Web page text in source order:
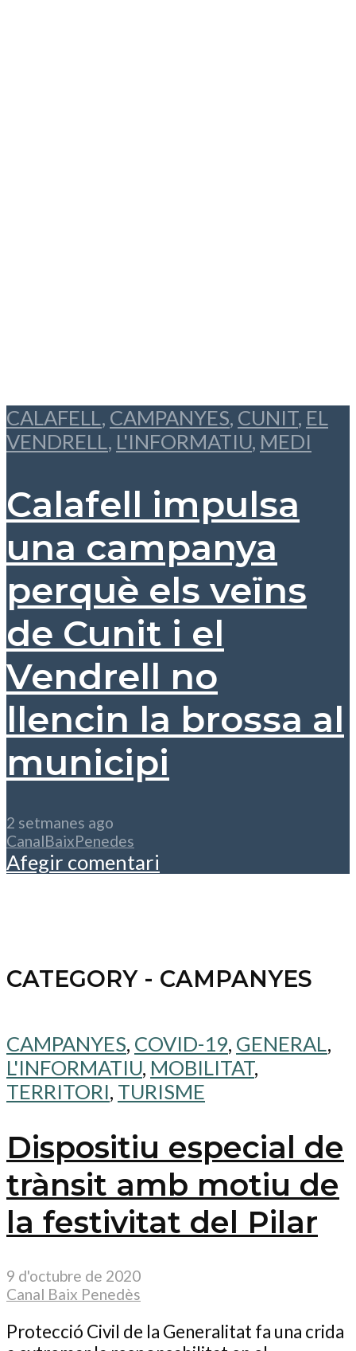
CALAFELL , CAMPANYES, CUNIT, EL
VENDRELL , L'INFORMATIU, MEDI
Calafell impulsa
una campanya
perquè els veïns
de Cunit i el
Vendrell no
llencin la brossa al
municipi
2 setmanes ago
CanalBaixPenedes
Afegir comentari
CATEGORY - CAMPANYES
CAMPANYES, COVID-19, GENERAL,
L'INFORMATIU, MOBILITAT,
TERRITORI, TURISME
Dispositiu especial de
trànsit amb motiu de
la festivitat del Pilar
9 d'octubre de 2020
Canal Baix Penedès
Protecció Civil de la Generalitat fa una crida